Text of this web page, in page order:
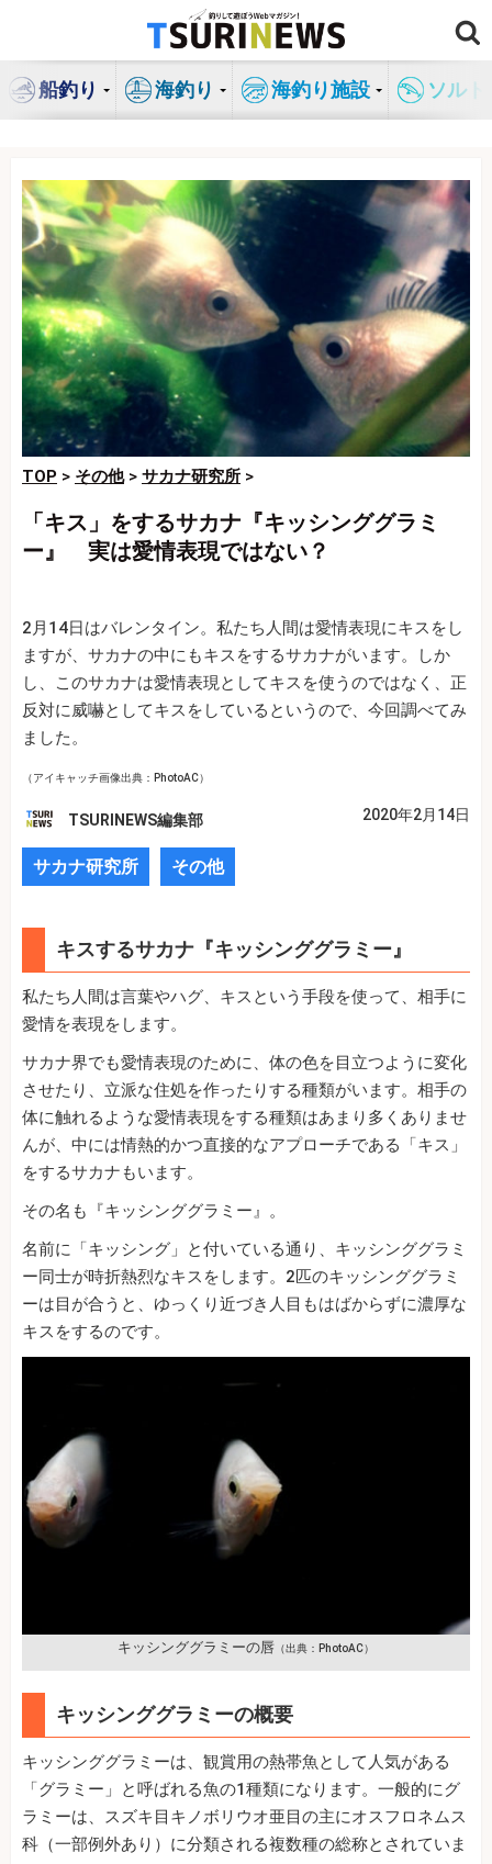
ン
船釣り 海釣り 海釣り施設 ソル
TOP > その他> サカナ研究所 >
「キス」をするサカナ『キッシンググラミ
ー』 実は愛情表現ではない？
2月14日はバレンタイン。私たち人間は愛情表現にキスをし
ますが、サカナの中にもキスをするサカナがいます。しか
し、このサカナは愛情表現としてキスを使うのではなく、正
反対に威嚇としてキスをしているというので、今回調べてみ
ました。
（アイキャッチ画像出典：PhotoAC）
TSURINEWS編集部 2020年2月14日
サカナ研究所 その他
キスするサカナ『キッシンググラミー』
私たち人間は言葉やハグ、キスという手段を使って、相手に
愛情を表現をします。
サカナ界でも愛情表現のために、体の色を目立つように変化
させたり、立派な住処を作ったりする種類がいます。相手の
体に触れるような愛情表現をする種類はあまり多くありませ
んが、中には情熱的かつ直接的なアプローチである「キス」
をするサカナもいます。
その名も『キッシンググラミー』。
名前に「キッシング」と付いている通り、キッシンググラミ
ー同士が時折熱烈なキスをします。2匹のキッシンググラミ
ーは目が合うと、ゆっくり近づき人目もはばからずに濃厚な
キスをするのです。
キッシンググラミーの唇 （出典：PhotoAC）
キッシンググラミーの概要
キッシンググラミーは、観賞用の熱帯魚として人気がある
「グラミー」と呼ばれる魚の1種類になります。一般的にグ
ラミーは、スズキ目キノボリウオ亜目の主にオスフロネムス
科（一部例外あり）に分類される複数種の総称とされていま